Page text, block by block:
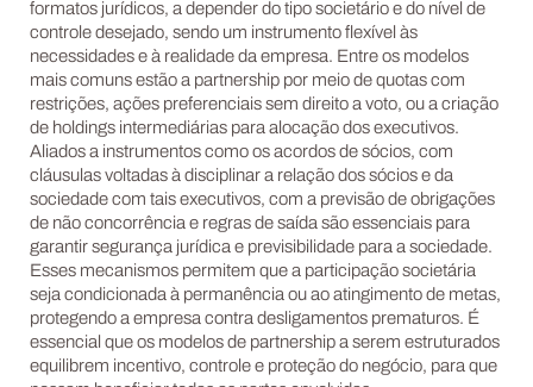
formatos jurídicos, a depender do tipo societário e do nível de
controle desejado, sendo um instrumento flexível às
necessidades e à realidade da empresa. Entre os modelos
mais comuns estão a partnership por meio de quotas com
restrições, ações preferenciais sem direito a voto, ou a criação
de holdings intermediárias para alocação dos executivos.
Aliados a instrumentos como os acordos de sócios, com
cláusulas voltadas à disciplinar a relação dos sócios e da
sociedade com tais executivos, com a previsão de obrigações
de não concorrência e regras de saída são essenciais para
garantir segurança jurídica e previsibilidade para a sociedade.
Esses mecanismos permitem que a participação societária
seja condicionada à permanência ou ao atingimento de metas,
protegendo a empresa contra desligamentos prematuros. É
essencial que os modelos de partnership a serem estruturados
equilibrem incentivo, controle e proteção do negócio, para que